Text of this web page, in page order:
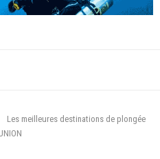
Les meilleures destinations de plongée